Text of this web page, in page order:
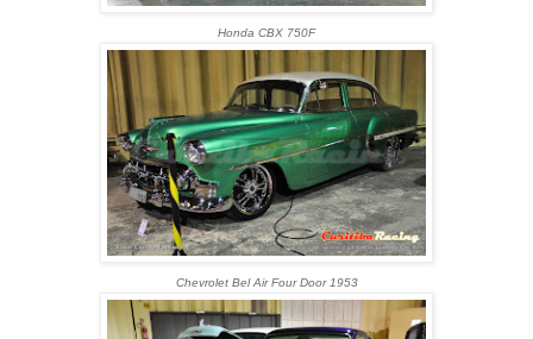
Honda CBX 750F
Chevrolet Bel Air Four Door 1953